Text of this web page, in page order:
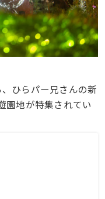
ひらパー兄さんの新
園地が特集されてい